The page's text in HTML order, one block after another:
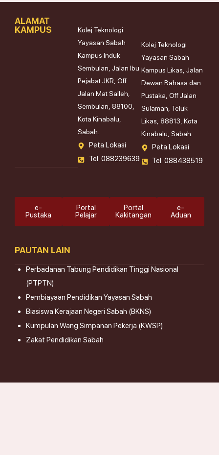
PAUTAN LAIN
Perbadanan Tabung Pendidikan Tinggi Nasional
(PTPTN)
Pembiayaan Pendidikan Yayasan Sabah
Biasiswa Kerajaan Negeri Sabah (BKNS)
Kumpulan Wang Simpanan Pekerja (KWSP)
Zakat Pendidikan Sabah
ALAMAT
KAMPUS
Kolej Teknologi
Yayasan Sabah
Kampus Induk
Sembulan, Jalan Ibu
Pejabat JKR, Off
Jalan Mat Salleh,
Sembulan, 88100,
Kota Kinabalu,
Sabah.
Peta Lokasi
Tel: 088239639
Kolej Teknologi
Yayasan Sabah
Kampus Likas, Jalan
Dewan Bahasa dan
Pustaka, Off Jalan
Sulaman, Teluk
Likas, 88813, Kota
Kinabalu, Sabah.
Peta Lokasi
Tel: 088438519
e-
Pustaka
Portal
Pelajar
Portal
Kakitangan
e-
Aduan